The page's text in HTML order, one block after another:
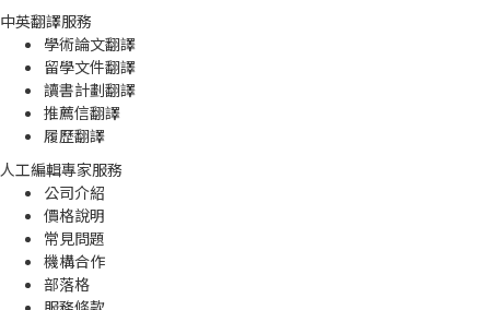
中英翻譯服務
學術論文翻譯
留學文件翻譯
讀書計劃翻譯
推薦信翻譯
履歷翻譯
人工編輯專家服務
公司介紹
價格說明
常見問題
機構合作
部落格